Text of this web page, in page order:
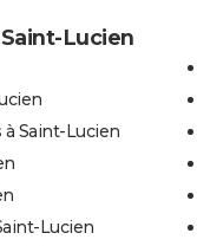
Lucien
Saint-Lucien
Lucien